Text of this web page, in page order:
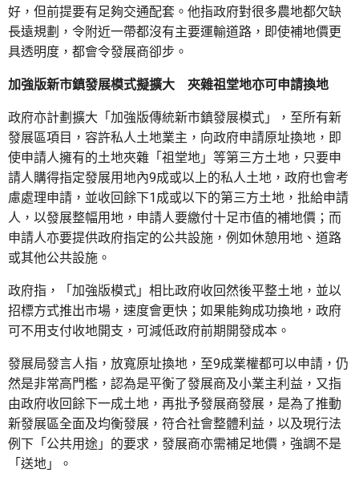
好，但前提要有足夠交通配套。他指政府對很多農地都欠缺
長遠規劃，令附近一帶都沒有主要運輸道路，即使補地價更
具透明度，都會令發展商卻步。
加強版新市鎮發展模式擬擴大 夾雜祖堂地亦可申請換地
政府亦計劃擴大「加強版傳統新市鎮發展模式」，至所有新
發展區項目，容許私人土地業主，向政府申請原址換地，即
使申請人擁有的土地夾雜「祖堂地」等第三方土地，只要申
請人購得指定發展用地內9成或以上的私人土地，政府也會考
慮處理申請，並收回餘下1成或以下的第三方土地，批給申請
人，以發展整幅用地，申請人要繳付十足市值的補地價；而
申請人亦要提供政府指定的公共設施，例如休憩用地、道路
或其他公共設施。
政府指，「加強版模式」相比政府收回然後平整土地，並以
招標方式推出市場，速度會更快；如果能夠成功換地，政府
可不用支付收地開支，可減低政府前期開發成本。
發展局發言人指，放寬原址換地，至9成業權都可以申請，仍
然是非常高門檻，認為是平衡了發展商及小業主利益，又指
由政府收回餘下一成土地，再批予發展商發展，是為了推動
新發展區全面及均衡發展，符合社會整體利益，以及現行法
例下「公共用途」的要求，發展商亦需補足地價，強調不是
「送地」。